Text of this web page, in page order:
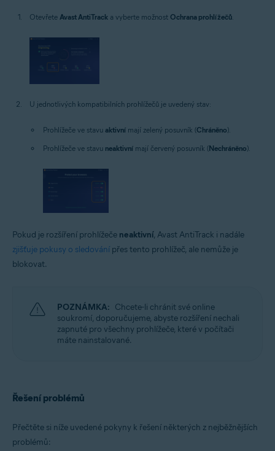
Otevřete Avast AntiTrack a vyberte možnost Ochrana prohlížečů.
U jednotlivých kompatibilních prohlížečů je uvedený stav:
Prohlížeče ve stavu aktivní mají zelený posuvník (Chráněno).
Prohlížeče ve stavu neaktivní mají červený posuvník (Nechráněno).
Pokud je rozšíření prohlížeče neaktivní, Avast AntiTrack i nadále
zjišťuje pokusy o sledování přes tento prohlížeč, ale nemůže je
blokovat.
POZNÁMKA: Chcete-li chránit své online
soukromí, doporučujeme, abyste rozšíření nechali
zapnuté pro všechny prohlížeče, které v počítači
máte nainstalované.
Řešení problémů
Přečtěte si níže uvedené pokyny k řešení některých z nejběžnějších
problémů: